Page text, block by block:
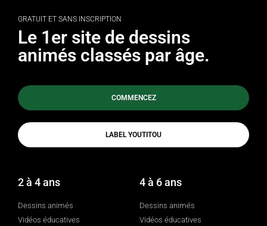
GRATUIT ET SANS INSCRIPTION
Le 1er site de dessins
animés classés par âge.
COMMENCEZ
LABEL YOUTITOU
2 à 4 ans
Dessins animés
Vidéos éducatives
4 à 6 ans
Dessins animés
Vidéos éducatives